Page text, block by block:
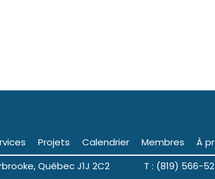
Projets Calendrier Membres
À
Québec J1J 2C2 T : (819) 566-